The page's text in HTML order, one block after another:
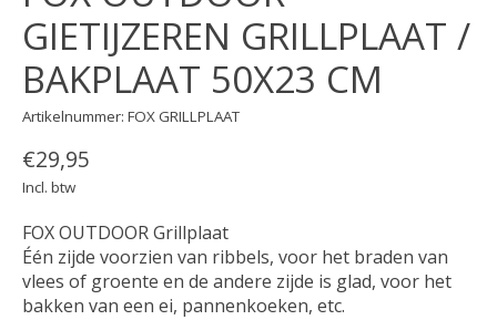
GIETIJZEREN GRILLPLAAT /
BAKPLAAT 50X23 CM
Artikelnummer: FOX GRILLPLAAT
€29,95
Incl. btw
FOX OUTDOOR Grillplaat
Één zijde voorzien van ribbels, voor het braden van
vlees of groente en de andere zijde is glad, voor het
bakken van een ei, pannenkoeken, etc.